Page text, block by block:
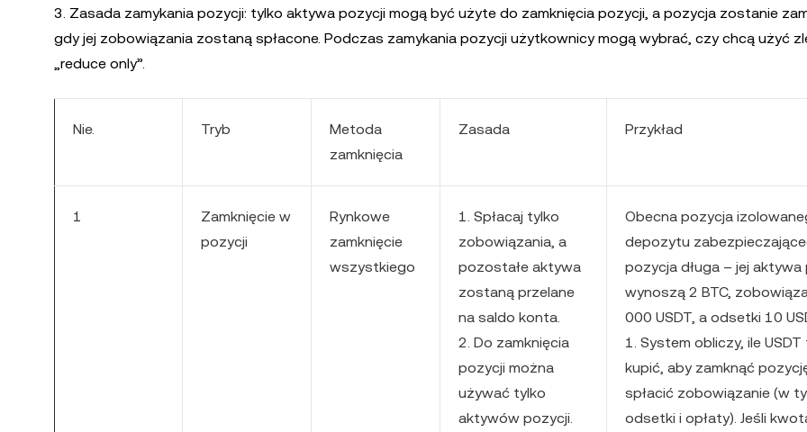
3. Zasada zamykania pozycji: tylko aktywa pozycji mogą być użyte do zamknięcia pozycji, a pozycja zostanie
gdy jej zobowiązania zostaną spłacone. Podczas zamykania pozycji użytkownicy mogą wybrać, czy chcą użyć
„reduce only”.
Nie. Tryb
Metoda
zamknięcia
Zasada Przykład
1
Zamknięcie w
pozycji
Rynkowe
zamknięcie
wszystkiego
1. Spłacaj tylko
zobowiązania, a
pozostałe aktywa
zostaną przelane
na saldo konta.
2. Do zamknięcia
pozycji można
używać tylko
aktywów pozycji.
Obecna pozycja
depozytu
pozycja długa – jej aktywa
wynoszą 2 BTC,
000 USDT, a odsetki 10
1. System obliczy, ile
kupić, aby zamknąć
spłacić zobowiązanie (w
odsetki i opłaty). Jeśli